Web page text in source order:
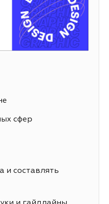
сфер
и составлять